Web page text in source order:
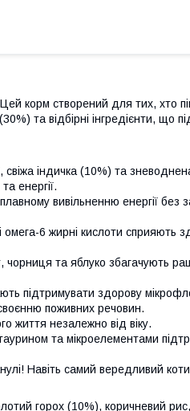
корм створений для тих, хто
та відбірні інгредієнти, що
індичка (10%) та
енергії.
вивільненню енергії без
6 жирні кислоти сприяють
та яблуко збагачують
підтримувати здорову
поживних речовин.
життя незалежно від віку.
та мікроелементами
Навіть самий вередливий
горох (10%), коричневий